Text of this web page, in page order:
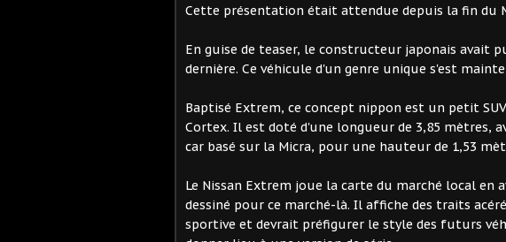
Cette présentation était attendue depuis la fin du
En guise de teaser, le constructeur japonais avait
dernière. Ce véhicule d'un genre unique s'est
Baptisé Extrem, ce concept nippon est un petit
Cortex. Il est doté d'une longueur de 3,85 mètres,
car basé sur la Micra, pour une hauteur de 1,53
Le Nissan Extrem joue la carte du marché local en
dessiné pour ce marché-là. Il affiche des traits
sportive et devrait préfigurer le style des futurs